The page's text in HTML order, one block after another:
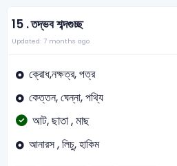
15 .তদ্ভব শব্দগুচ্ছ
Updated: 7 months ago
ক্রোধ,নক্ষত্র, পত্র
কেত্তন, ঘেন্না, পথ্যি
আট, ছাতা , মাছ
আনারস , লিচু, হাকিম